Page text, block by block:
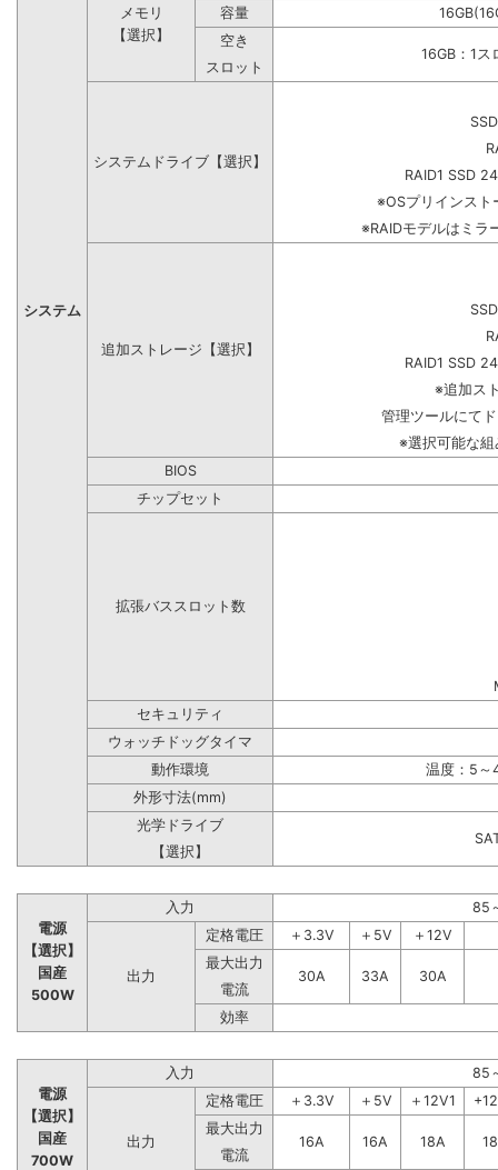
システム
メモリ
【選択】
容量
空き
16GB：1
スロット
システムドライブ【選択】
RAID1 SSD
※OSプリインスト
※RAIDモデルはミラ
追加ストレージ【選択】
RAID1 SSD
※追加ス
管理ツールにて
※選択可能な
BIOS
チップセット
拡張バススロット数
セキュリティ
ウォッチドッグタイマ
動作環境
温度：5
外形寸法(mm)
光学ドライブ
【選択】
電源
【選択】
国産
500W
入力 85
出力
定格電圧 ＋3.3V ＋5V
＋12V
最大出力
30A
33A
30A
電流
効率
電源
【選択】
国産
700W
入力 85
出力
定格電圧 ＋3.3V ＋5V ＋12V1
最大出力
16A
16A 18A
電流